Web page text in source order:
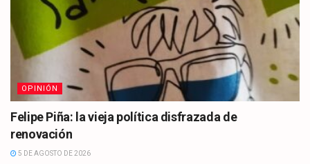
OPINIÓN
Felipe Piña: la vieja política disfrazada de
renovación
5 DE AGOSTO DE 2026